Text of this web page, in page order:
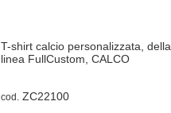
T-shirt calcio personalizzata, della
linea FullCustom, CALCO
cod. ZC22100